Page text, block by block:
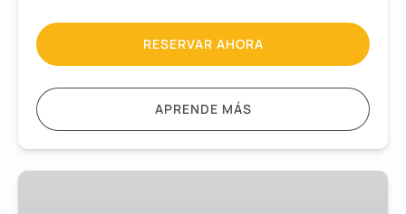
RESERVAR AHORA
APRENDE MÁS
Excursión